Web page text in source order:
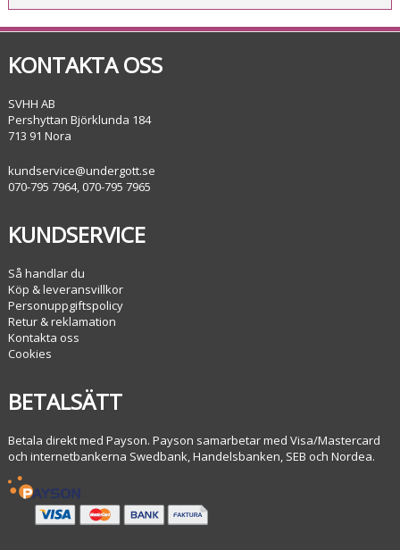
KONTAKTA OSS
SVHH AB
Pershyttan Björklunda 184
713 91 Nora
kundservice@undergott.se
070-795 7964, 070-795 7965
KUNDSERVICE
Så handlar du
Köp & leveransvillkor
Personuppgiftspolicy
Retur & reklamation
Kontakta oss
Cookies
BETALSÄTT
Betala direkt med Payson. Payson samarbetar med Visa/Mastercard
och internetbankerna Swedbank, Handelsbanken, SEB och Nordea.